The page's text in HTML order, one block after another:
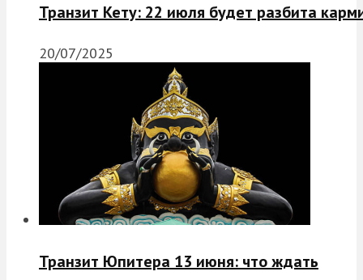
Транзит Кету: 22 июля будет разбита
20/07/2025
Транзит Юпитера 13 июня: что ждать